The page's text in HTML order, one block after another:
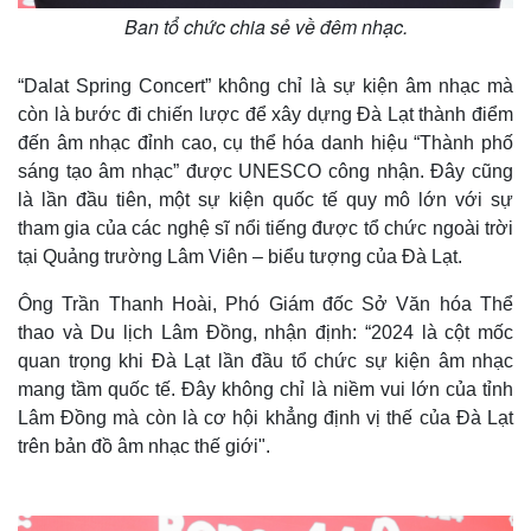
Ban tổ chức chia sẻ về đêm nhạc.
“Dalat Spring Concert” không chỉ là sự kiện âm nhạc mà
còn là bước đi chiến lược để xây dựng Đà Lạt thành điểm
đến âm nhạc đỉnh cao, cụ thể hóa danh hiệu “Thành phố
sáng tạo âm nhạc” được UNESCO công nhận. Đây cũng
là lần đầu tiên, một sự kiện quốc tế quy mô lớn với sự
tham gia của các nghệ sĩ nổi tiếng được tổ chức ngoài trời
tại Quảng trường Lâm Viên – biểu tượng của Đà Lạt.
Ông Trần Thanh Hoài, Phó Giám đốc Sở Văn hóa Thể
thao và Du lịch Lâm Đồng, nhận định: “2024 là cột mốc
quan trọng khi Đà Lạt lần đầu tổ chức sự kiện âm nhạc
mang tầm quốc tế. Đây không chỉ là niềm vui lớn của tỉnh
Lâm Đồng mà còn là cơ hội khẳng định vị thế của Đà Lạt
trên bản đồ âm nhạc thế giới".